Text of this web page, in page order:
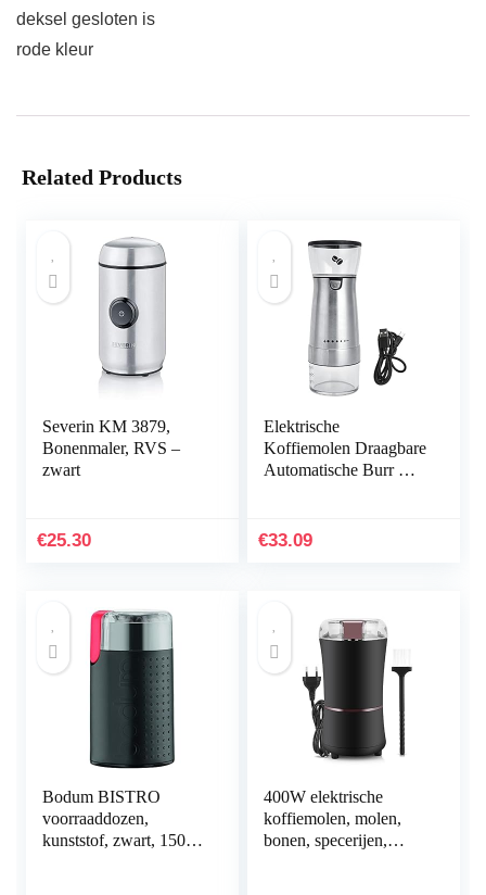
deksel gesloten is
rode kleur
Related Products
Severin KM 3879,
Bonenmaler, RVS –
zwart
€25.30
Elektrische
Koffiemolen Draagbare
Automatische Burr Mill
Spice Grinder voor
€33.09
Bodum BISTRO
voorraaddozen,
kunststof, zwart, 150
400W elektrische
koffiemolen, molen,
bonen, specerijen,